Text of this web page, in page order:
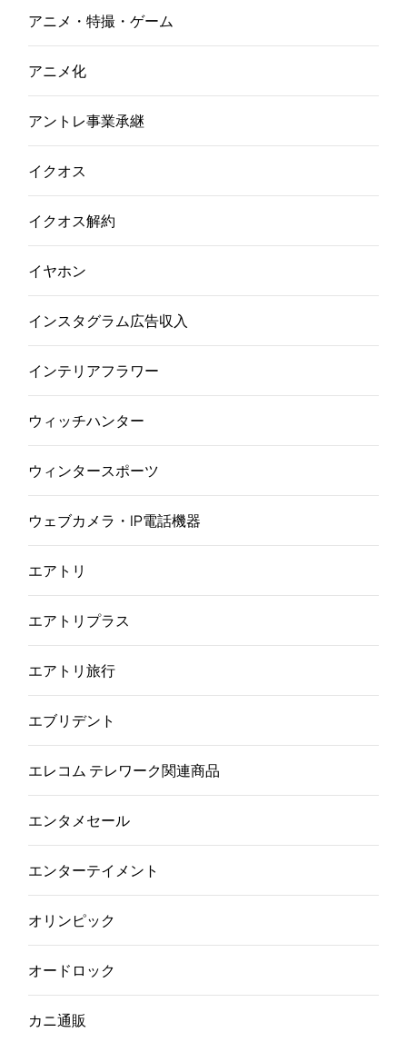
アニメ・特撮・ゲーム
アニメ化
アントレ事業承継
イクオス
イクオス解約
イヤホン
インスタグラム広告収入
インテリアフラワー
ウィッチハンター
ウィンタースポーツ
ウェブカメラ・IP電話機器
エアトリ
エアトリプラス
エアトリ旅行
エブリデント
エレコム テレワーク関連商品
エンタメセール
エンターテイメント
オリンピック
オードロック
カニ通販